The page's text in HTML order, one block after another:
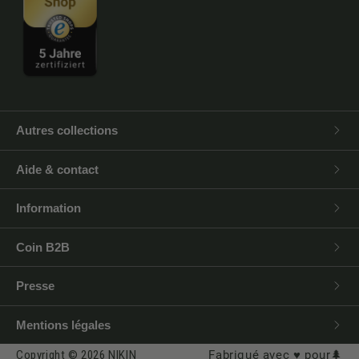
Autres collections
Aide & contact
Information
Coin B2B
Presse
Mentions légales
Copyright © 2026 NIKIN Fabriqué avec ♥️ pour🌲